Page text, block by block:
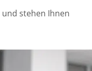
stehen Ihnen